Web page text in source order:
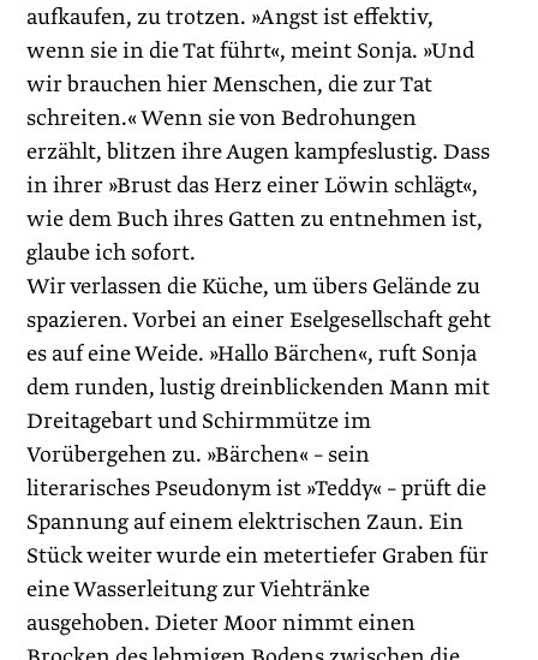
aufkaufen, zu trotzen. »Angst ist effektiv,
wenn sie in die Tat führt«, meint Sonja. »Und
wir brauchen hier Menschen, die zur Tat
schreiten.« Wenn sie von Bedrohungen
erzählt, blitzen ihre Augen kampfeslustig. Dass
in ihrer »Brust das Herz einer Löwin schlägt«,
wie dem Buch ihres Gatten zu entnehmen ist,
glaube ich sofort.
Wir verlassen die Küche, um übers Gelände zu
spazieren. Vorbei an einer Eselgesellschaft geht
es auf eine Weide. »Hallo Bärchen«, ruft Sonja
dem runden, lustig dreinblickenden Mann mit
Dreitagebart und Schirmmütze im
Vorübergehen zu. »Bärchen« – sein
literarisches Pseudonym ist »Teddy« – prüft die
Spannung auf einem elektrischen Zaun. Ein
Stück weiter wurde ein metertiefer Graben für
eine Wasserleitung zur Viehtränke
ausgehoben. Dieter Moor nimmt einen